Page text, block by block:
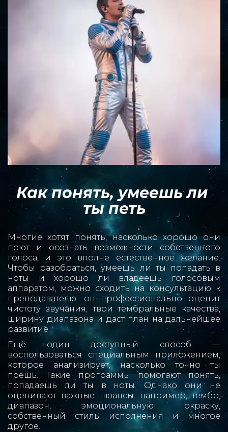
Как понять, умеешь ли
ты петь
Многие хотят понять, насколько хорошо они
поют и осознать возможности собственного
голоса, и это вполне естественное желание.
Чтобы разобраться, умеешь ли ты попадать в
ноты и хорошо ли владеешь голосовым
аппаратом, можно сходить на консультацию к
преподавателю: он профессионально оценит
чистоту звучания, твои тембральные качества,
ширину диапазона и даст план на дальнейшее
развитие.
Ещё один доступный способ —
воспользоваться специальным приложением,
которое анализирует, насколько точно ты
поёшь. Такие программы помогают понять,
попадаешь ли ты в ноты. Однако они не
оценивают важные нюансы: например, тембр,
диапазон, эмоциональную окраску,
собственный стиль исполнения и многое
другое.